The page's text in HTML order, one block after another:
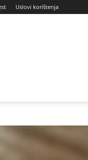
Uslovi korištenja